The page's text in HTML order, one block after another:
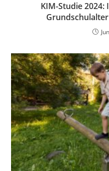
KIM-Studie